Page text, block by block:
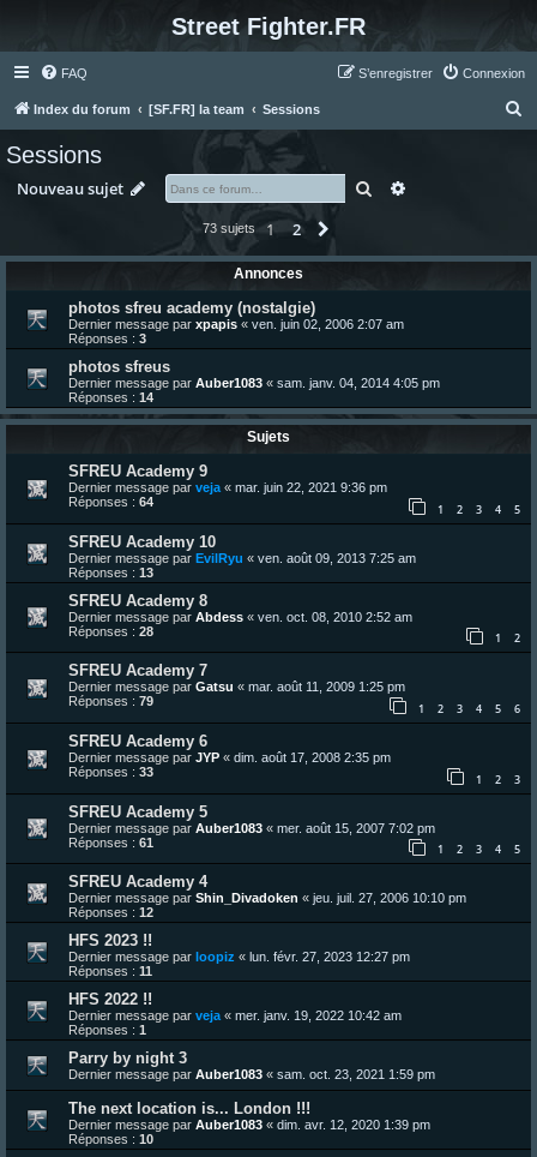
Street Fighter.FR
FAQ Connexion
S’enregistrer
Index du forum [SF.FR] la team Sessions
Sessions
Nouveau sujet Rechercher
73 sujets 1 2
Annonces
photos sfreu academy (nostalgie)
Dernier message par xpapis « ven. juin 02, 2006 2:07 am
Réponses : 3
photos sfreus
Dernier message par Auber1083 « sam. janv. 04, 2014 4:05 pm
Réponses : 14
Sujets
SFREU Academy 9
Dernier message par veja « mar. juin 22, 2021 9:36 pm
Réponses : 64 1 2 3 4 5
SFREU Academy 10
Dernier message par EvilRyu « ven. août 09, 2013 7:25 am
Réponses : 13
SFREU Academy 8
Dernier message par Abdess « ven. oct. 08, 2010 2:52 am
Réponses : 28 1 2
SFREU Academy 7
Dernier message par Gatsu « mar. août 11, 2009 1:25 pm
Réponses : 79 1 2 3 4 5 6
SFREU Academy 6
Dernier message par JYP « dim. août 17, 2008 2:35 pm
Réponses : 33 1 2 3
SFREU Academy 5
Dernier message par Auber1083 « mer. août 15, 2007 7:02 pm
Réponses : 61 1 2 3 4 5
SFREU Academy 4
Dernier message par Shin_Divadoken « jeu. juil. 27, 2006 10:10 pm
Réponses : 12
HFS 2023 !!
Dernier message par loopiz « lun. févr. 27, 2023 12:27 pm
Réponses : 11
HFS 2022 !!
Dernier message par veja « mer. janv. 19, 2022 10:42 am
Réponses : 1
Parry by night 3
Dernier message par Auber1083 « sam. oct. 23, 2021 1:59 pm
The next location is... London !!!
Dernier message par Auber1083 « dim. avr. 12, 2020 1:39 pm
Réponses : 10